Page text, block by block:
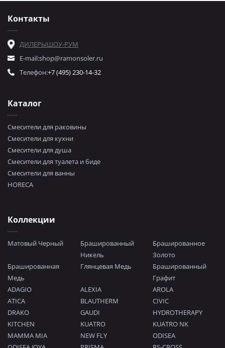
Каталог
Смесители для раковины
Смесители для кухни
Смесители для душа
Смесители для туалета и биде
Смесители для ванны
HORECA
Коллекции
Матовый Черный
Брашированный
Никель
Брашированное
Золото
Брашированная
Медь
Глянцевая Медь
Брашированный
Графит
ADAGIO
ALEXIA
AROLA
ATICA
BLAUTHERM
CIVIC
DRAKO
GAUDI
HYDROTHERAPY
KITCHEN
KUATRO
KUATRO NK
MAMMA MIA
NEW FLY
ODISEA
Контакты
ДИЛЕРЫШОУ-РУМ
E-mail:shop@ramonsoler.ru
Телефон:+7 (495) 230-14-32